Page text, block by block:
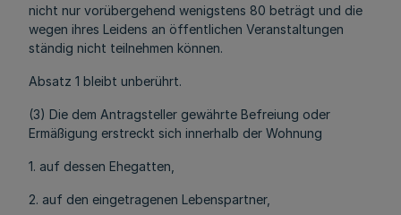
nicht nur vorübergehend wenigstens 80 beträgt und die
wegen ihres Leidens an öffentlichen Veranstaltungen
ständig nicht teilnehmen können.
Absatz 1 bleibt unberührt.
(3) Die dem Antragsteller gewährte Befreiung oder
Ermäßigung erstreckt sich innerhalb der Wohnung
1. auf dessen Ehegatten,
2. auf den eingetragenen Lebenspartner,